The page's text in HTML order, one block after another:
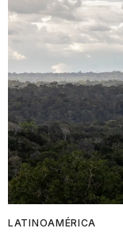
LATINOAMÉRICA